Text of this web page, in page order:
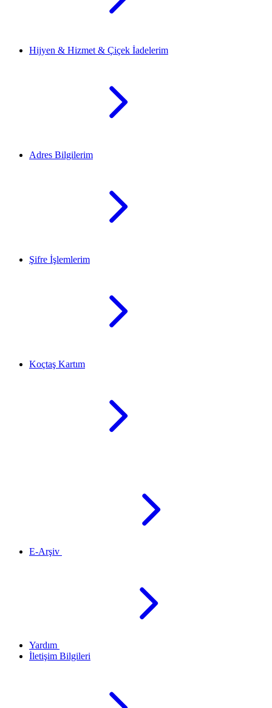
Hijyen & Hizmet & Çiçek İadelerim
Adres Bilgilerim
Şifre İşlemlerim
Koçtaş Kartım
E-Arşiv
Yardım
İletişim Bilgileri